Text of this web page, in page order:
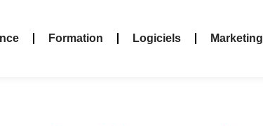
Formation Logiciels Marketing